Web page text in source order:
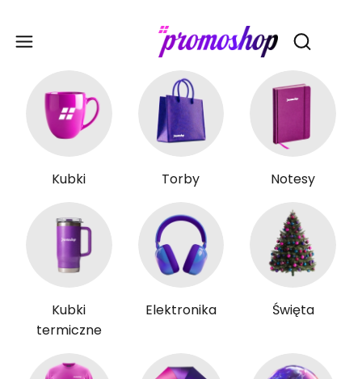
Otwórz
Kubki Torby Notesy
Kubki
termiczne
Elektronika Święta